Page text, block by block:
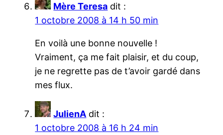
Mère Teresa dit :
1 octobre 2008 à 14 h 50 min
En voilà une bonne nouvelle !
Vraiment, ça me fait plaisir, et du coup,
je ne regrette pas de t’avoir gardé dans
mes flux.
JulienA dit :
1 octobre 2008 à 16 h 24 min